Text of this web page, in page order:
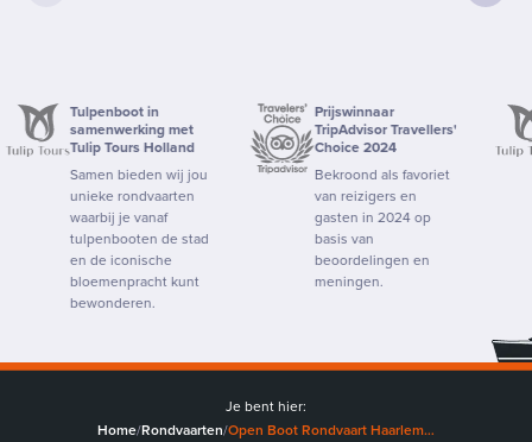
Tulpenboot in
samenwerking met
Tulip Tours Holland
Samen bieden wij jou
unieke rondvaarten
waarbij je vanaf
tulpenbooten de stad
en de iconische
bloemenpracht kunt
bewonderen.
Prijswinnaar
TripAdvisor Travellers'
Choice 2024
Bekroond als favoriet
van reizigers en
gasten in 2024 op
basis van
beoordelingen en
meningen.
Je bent hier:
Home/Rondvaarten/Open Boot Rondvaart Haarlem…